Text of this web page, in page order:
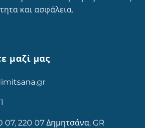
και ασφάλεια.
μαζί μας
07, 220 07 Δημητσάνα, GR